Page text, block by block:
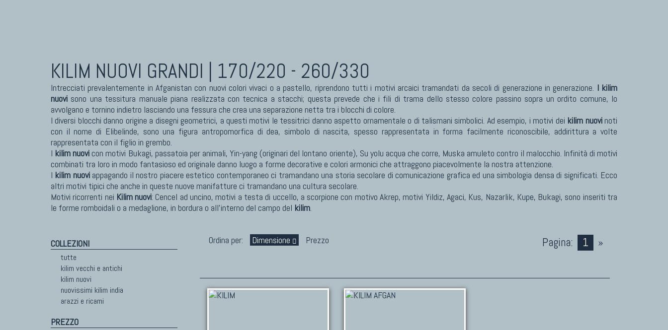
KILIM NUOVI GRANDI | 170/220 - 260/330
Intrecciati prevalentemente in Afganistan con nuovi colori vivaci o a pastello, riprendono tutti i motivi arcaici tramandati da secoli di generazione in generazione. I kilim
nuovi sono una tessitura manuale piana realizzata con tecnica a stacchi; questa prevede che i fili di trama dello stesso colore passino sopra un ordito comune, lo
avvolgano e tornino indietro lasciando una fessura che crea una separazione netta tra i blocchi di colore.
I diversi blocchi danno origine a disegni geometrici, a questi motivi le tessitrici danno aspetto ornamentale o di talismani simbolici. Ad esempio, i motivi dei kilim nuovinoti
con il nome di Elibelinde, sono una figura antropomorfica di dea, simbolo di nascita, spesso rappresentata in forma facilmente riconoscibile, addirittura a volte
rappresentata con il figlio in grembo.
I kilim nuovi con motivi Bukagi, passatoia per animali, Yin-yang (originari del lontano oriente), Su yolu acqua che corre, Muska amuleto contro il malocchio. Infinità di motivi
combinati tra loro in modo fantasioso ed originale danno luogo a forme decorative e colori armonici che attraggono piacevolmente la nostra attenzione.
I kilim nuoviappagando il nostro piacere estetico contemporaneo ci tramandano una storia secolare di comunicazione grafica ed una simbologia densa di significati. Ecco
altri motivi tipici che anche in queste nuove manifatture ci tramandano una cultura secolare.
Motivi ricorrenti nei Kilim nuovi: Cencel ad uncino, motivi a testa di uccello, a scorpione con motivo Akrep, motivi Yildiz, Agaci, Kus, Nazarlik, Kupe, Bukagi, sono inseriti tra
le forme romboidali o a medaglione, in bordura o all'interno del campo del kilim.
COLLEZIONI
tutte
kilim vecchi e antichi
kilim nuovi
nuovissimi kilim india
arazzi e ricami
PREZZO
Ordina per: Dimensione Prezzo Pagina: 1 »